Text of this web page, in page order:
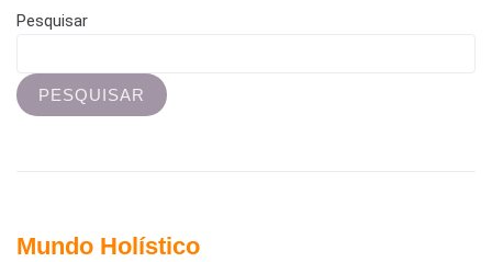
Pesquisar
PESQUISAR
Mundo Holístico